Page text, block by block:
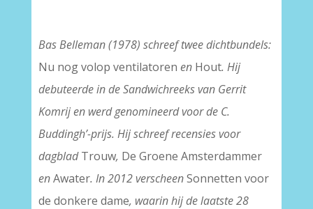
Bas Belleman (1978) schreef twee dichtbundels:
Nu nog volop ventilatoren en Hout. Hij
debuteerde in de Sandwichreeks van Gerrit
Komrij en werd genomineerd voor de C.
Buddingh’-prijs. Hij schreef recensies voor
dagbladTrouw, De Groene Amsterdammer
enAwater. In 2012 verscheenSonnetten voor
de donkere dame, waarin hij de laatste 28